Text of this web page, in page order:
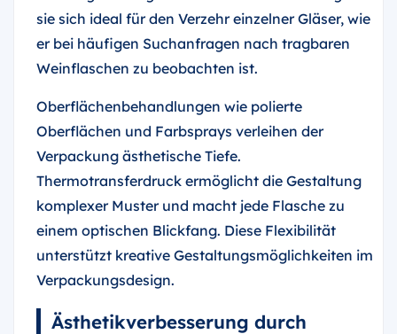
sie sich ideal für den Verzehr einzelner Gläser, wie
er bei häufigen Suchanfragen nach tragbaren
Weinflaschen zu beobachten ist.
Oberflächenbehandlungen wie polierte
Oberflächen und Farbsprays verleihen der
Verpackung ästhetische Tiefe.
Thermotransferdruck ermöglicht die Gestaltung
komplexer Muster und macht jede Flasche zu
einem optischen Blickfang. Diese Flexibilität
unterstützt kreative Gestaltungsmöglichkeiten im
Verpackungsdesign.
Ästhetikverbesserung durch